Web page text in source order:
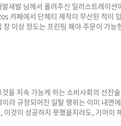
새발 님께서 올려주신 일러스트레이션
카페에서 단체티 제작이 무산된 적이
이상 정도는 프린팅 해야 주문이 가
면 조언 좀 부탁하고 싶어서 포스팅 해
을 지속 가능케 하는 소비사회의 선전
라 규정되어진 일탈 행위는 이미 내면
것이 성공하지 못했을지라도, 기어이